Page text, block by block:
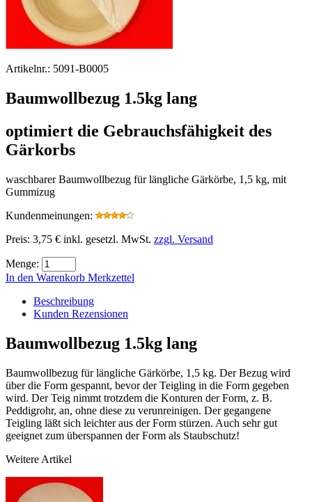
Artikelnr.: 5091-B0005
Baumwollbezug 1.5kg lang
optimiert die Gebrauchsfähigkeit des
Gärkorbs
waschbarer Baumwollbezug für längliche Gärkörbe, 1,5 kg, mit
Gummizug
Kundenmeinungen:
Preis: 3,75 € inkl. gesetzl. MwSt. zzgl. Versand
Menge:
In den Warenkorb Merkzettel
Beschreibung
Kunden Rezensionen
Baumwollbezug 1.5kg lang
Baumwollbezug für längliche Gärkörbe, 1,5 kg. Der Bezug wird
über die Form gespannt, bevor der Teigling in die Form gegeben
wird. Der Teig nimmt trotzdem die Konturen der Form, z. B.
Peddigrohr, an, ohne diese zu verunreinigen. Der gegangene
Teigling läßt sich leichter aus der Form stürzen. Auch sehr gut
geeignet zum überspannen der Form als Staubschutz!
Weitere Artikel